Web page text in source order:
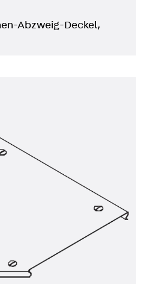
Abzweig-Deckel,